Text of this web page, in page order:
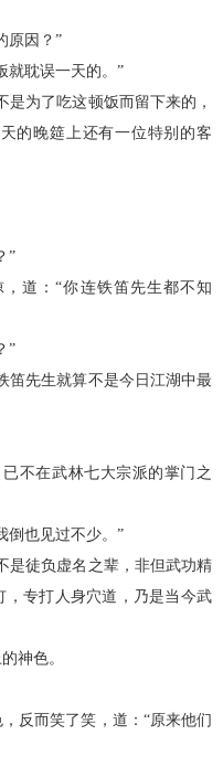
因？”
耽误一天的。”
为了吃这顿饭而留下来的，
的晚筵上还有一位特别的客
”
道：“你连铁笛先生都不知
”
先生就算不是今日江湖中最
不在武林七大宗派的掌门之
也见过不少。”
徒负虚名之辈，非但武功精
专打人身穴道，乃是当今武
神色。
而笑了笑，道：“原来他们